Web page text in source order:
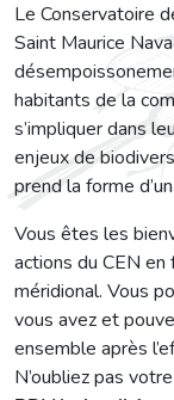
Le Conservatoire
Saint Maurice
habitants de la
s’impliquer dans
enjeux de
prend la forme
Vous êtes les
actions du CEN
méridional. Vous
vous avez et
ensemble après
N’oubliez pas